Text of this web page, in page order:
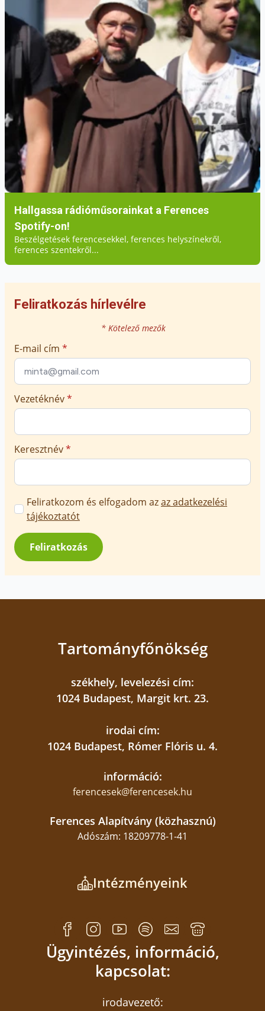
Hallgassa rádióműsorainkat a Ferences
Spotify-on!
Beszélgetések ferencesekkel, ferences helyszínekről,
ferences szentekről...
Feliratkozás hírlevélre
* Kötelező mezők
E-mail cím *
Vezetéknév*
Keresztnév*
Marketing
üzenetek
jóváhagyása
*
Feliratkozom és elfogadom azaz adatkezelési
tájékoztatót
Feliratkozás
Tartományfőnökség
székhely, levelezési cím:
1024 Budapest, Margit krt. 23.
irodai cím:
1024 Budapest, Rómer Flóris u. 4.
információ:
ferencesek@ferencesek.hu
Ferences Alapítvány (közhasznú)
Adószám: 18209778-1-41
Intézményeink
Ügyintézés, információ,
kapcsolat:
irodavezető: